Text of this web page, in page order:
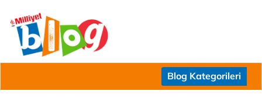
Blog Kategorileri